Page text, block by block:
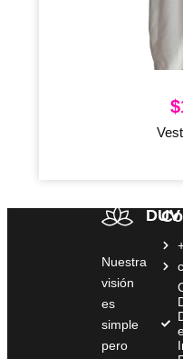
$
DUV
Nuestra
visión
es
simple
pero